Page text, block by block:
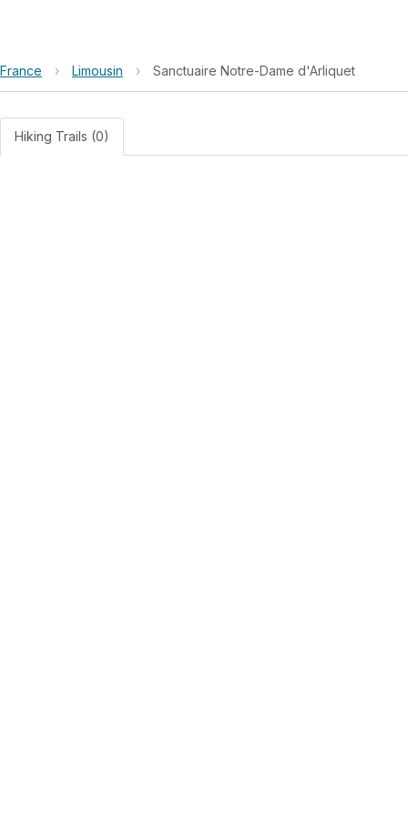
France › Limousin › Sanctuaire Notre-Dame d'Arliquet
Hiking Trails (0)